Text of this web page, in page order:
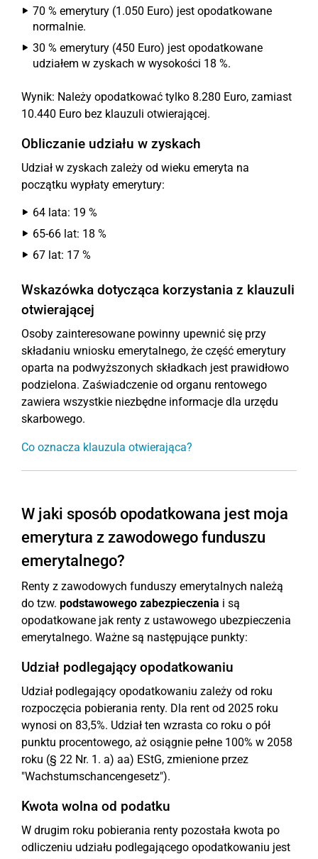
70 % emerytury (1.050 Euro) jest opodatkowane
normalnie.
30 % emerytury (450 Euro) jest opodatkowane
udziałem w zyskach w wysokości 18 %.
Wynik: Należy opodatkować tylko 8.280 Euro, zamiast
10.440 Euro bez klauzuli otwierającej.
Obliczanie udziału w zyskach
Udział w zyskach zależy od wieku emeryta na
początku wypłaty emerytury:
64 lata: 19 %
65-66 lat: 18 %
67 lat: 17 %
Wskazówka dotycząca korzystania z klauzuli
otwierającej
Osoby zainteresowane powinny upewnić się przy
składaniu wniosku emerytalnego, że część emerytury
oparta na podwyższonych składkach jest prawidłowo
podzielona. Zaświadczenie od organu rentowego
zawiera wszystkie niezbędne informacje dla urzędu
skarbowego.
Co oznacza klauzula otwierająca?
W jaki sposób opodatkowana jest moja
emerytura z zawodowego funduszu
emerytalnego?
Renty z zawodowych funduszy emerytalnych należą
do tzw. podstawowego zabezpieczenia i są
opodatkowane jak renty z ustawowego ubezpieczenia
emerytalnego. Ważne są następujące punkty:
Udział podlegający opodatkowaniu
Udział podlegający opodatkowaniu zależy od roku
rozpoczęcia pobierania renty. Dla rent od 2025 roku
wynosi on 83,5%. Udział ten wzrasta co roku o pół
punktu procentowego, aż osiągnie pełne 100% w 2058
roku (§ 22 Nr. 1. a) aa) EStG, zmienione przez
"Wachstumschancengesetz").
Kwota wolna od podatku
W drugim roku pobierania renty pozostała kwota po
odliczeniu udziału podlegającego opodatkowaniu jest